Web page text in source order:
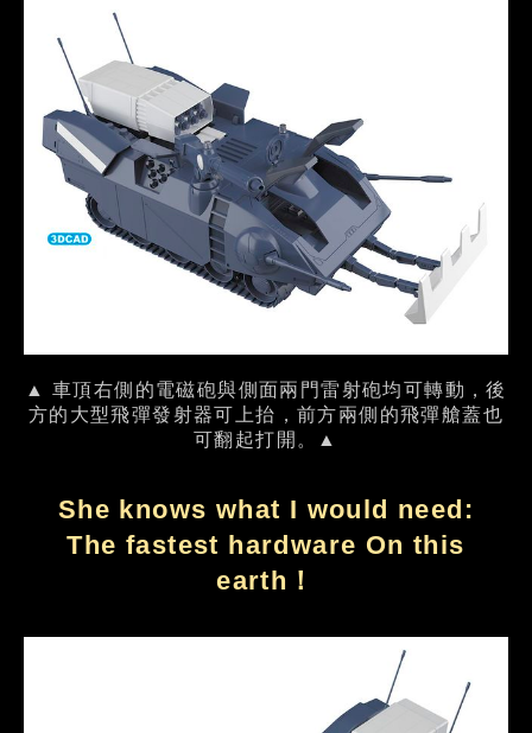
▲ 車頂右側的電磁砲與側面兩門雷射砲均可轉動，後
方的大型飛彈發射器可上抬，前方兩側的飛彈艙蓋也
可翻起打開。▲
She knows what I would need:
The fastest hardware On this
earth！